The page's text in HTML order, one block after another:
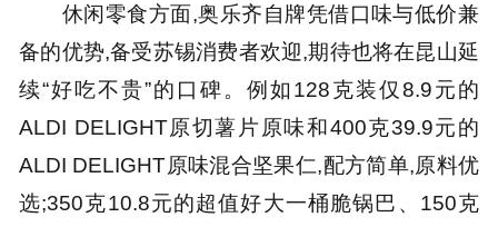
休闲零食方面,奥乐齐自牌凭借口味与低价兼
备的优势,备受苏锡消费者欢迎,期待也将在昆山延
续“好吃不贵”的口碑。例如128克装仅8.9元的
ALDI DELIGHT原切薯片原味和400克39.9元的
ALDI DELIGHT原味混合坚果仁,配方简单,原料优
选;350克10.8元的超值好大一桶脆锅巴、150克